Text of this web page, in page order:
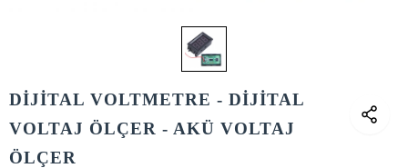
DİJİTAL VOLTMETRE - DİJİTAL
VOLTAJ ÖLÇER - AKÜ VOLTAJ
ÖLÇER